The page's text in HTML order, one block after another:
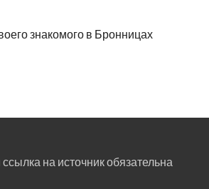
знакомого в Бронницах
на источник обязательна